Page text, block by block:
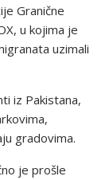
Granične
u kojima je
uzimali
iz Pakistana,
gradovima.
je prošle